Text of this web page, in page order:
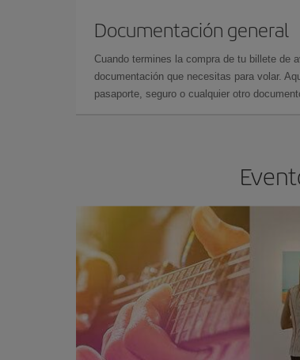
Documentación general
Cuando termines la compra de tu billete de
documentación que necesitas para volar.
pasaporte, seguro o cualquier otro